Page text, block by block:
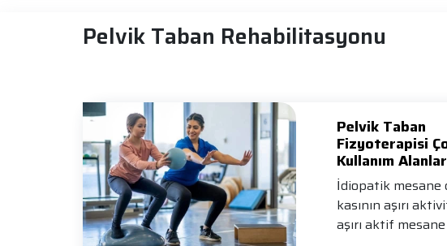
Pelvik Taban Rehabilitasyonu
Pelvik Taban
Fizyoterapisi
Kullanım
İdiopatik mesane
kasının aşırı
aşırı aktif